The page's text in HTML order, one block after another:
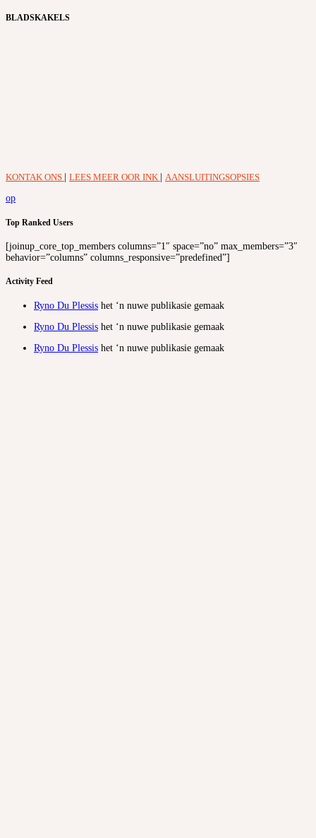
BLADSKAKELS
KONTAK ONS LEES MEER OOR INK
AANSLUITINGSOPSIES
op
Top Ranked Users
[joinup_core_top_members columns=”1″ space=”no” max_members=”3″
behavior=”columns” columns_responsive=”predefined”]
Activity Feed
Ryno Du Plessis het ‘n nuwe publikasie gemaak
Ryno Du Plessis het ‘n nuwe publikasie gemaak
Ryno Du Plessis het ‘n nuwe publikasie gemaak